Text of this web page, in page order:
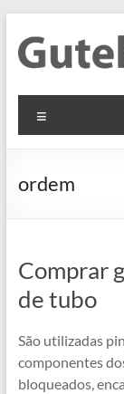
content
Informationen
Flachmaterial
ordem
Comprar
de tubo
São utilizadas
componentes
bloqueados,